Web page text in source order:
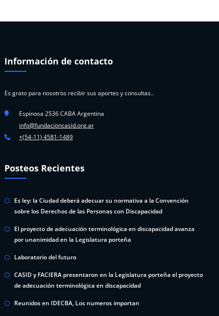
Información de contacto
Es grato para nosotros recibir sus aportes y consultas..
Espinosa 2536 CABA Argentina
info@fundacioncasid.org.ar
+(54-11) 4581-1489
Posteos Recientes
Es ley: la Ciudad deberá adecuar su normativa a la Convención
sobre los Derechos de las Personas con Discapacidad
El proyecto de adecuación terminológica en discapacidad avanza
por unanimidad en la Legislatura porteña
Laboratorio del futuro
CASID y FACIERA presentaron en la Legislatura porteña el proyecto
de adecuación terminológica en discapacidad
Reunidos en IDECBA, Los numeros importan